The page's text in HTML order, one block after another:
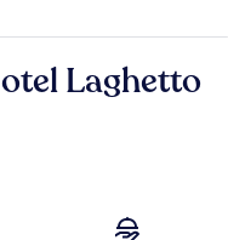
Laghetto